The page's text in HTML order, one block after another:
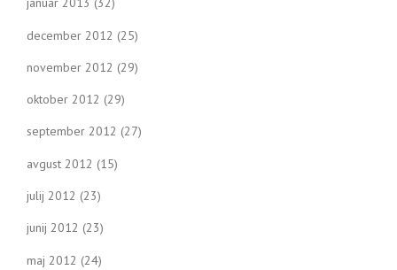
december 2012 (25)
november 2012 (29)
oktober 2012 (29)
september 2012 (27)
avgust 2012 (15)
julij 2012 (23)
junij 2012 (23)
maj 2012 (24)